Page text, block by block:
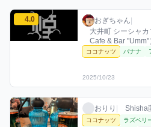
おぎちゃんのココナッツミック
4.0 おぎちゃん / お
おぎちゃん|
大井町 シーシャ
Cafe & Bar "Umm"
利用フレーバー
ココナッツ バナナ
評価
2025/10/23
おりりのココナッツミックスを
おりり / お店シ
おりり | Shisha
利用フレーバー
ココナッツ ラズベリ
コメント